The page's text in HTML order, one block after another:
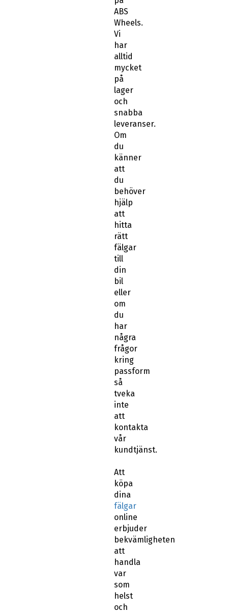
ABS
Wheels.
Vi
har
alltid
mycket
på
lager
och
snabba
leveranser.
Om
du
känner
att
du
behöver
hjälp
att
hitta
rätt
fälgar
till
din
bil
eller
om
du
har
några
frågor
kring
passform
så
tveka
inte
att
kontakta
vår
kundtjänst.
Att
köpa
dina
fälgar
online
erbjuder
bekvämligheten
att
handla
var
som
helst
och